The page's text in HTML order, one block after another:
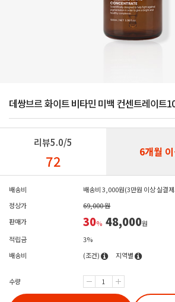
데쌍브르 화이트 비타민 미백 컨센트레이트
리뷰5.0/5
72 6개월
배송비
배송비 3,000원(3만원 이상 실결
정상가
69,000 원
판매가
30% 48,000원
적립금
3%
배송비
(조건) 지역별
수량